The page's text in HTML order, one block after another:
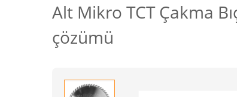
Alt Mikro TCT Çakma
çözümü